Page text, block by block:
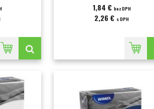
1,84 € bez DPH
2,26 € s DPH